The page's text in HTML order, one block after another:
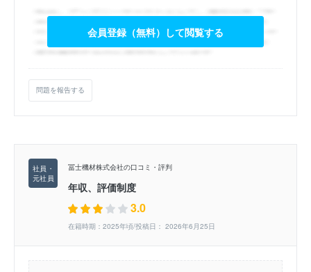
会員登録（無料）して閲覧する
問題を報告する
冨士機材株式会社の口コミ・評判
年収、評価制度
3.0
在籍時期：2025年頃/投稿日： 2026年6月25日